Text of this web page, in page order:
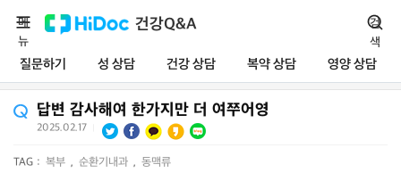
건강Q&A
질문하기 성 상담 건강 상담 복약 상담 영양 상담
메
뉴
검
색
답변 감사해여 한가지만 더 여쭈어영
2025.02.17
TAG : 복부 , 순환기내과 , 동맥류